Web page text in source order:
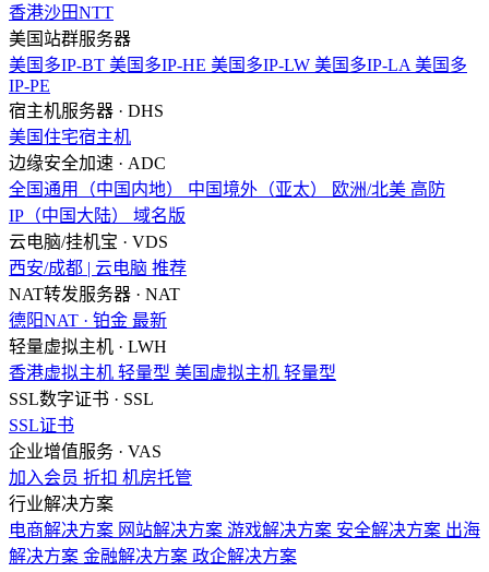
香港沙田NTT
美国站群服务器
美国多IP-BT 美国多IP-HE 美国多IP-LW 美国多IP-LA 美国多
IP-PE
宿主机服务器 · DHS
美国住宅宿主机
边缘安全加速 · ADC
全国通用（中国内地）
中国境外（亚太） 欧洲/北美 高防
IP（中国大陆）
域名版
云电脑/挂机宝 · VDS
西安/成都 | 云电脑 推荐
NAT转发服务器 · NAT
德阳NAT · 铂金 最新
轻量虚拟主机 · LWH
香港虚拟主机 轻量型 美国虚拟主机 轻量型
SSL数字证书 · SSL
SSL证书
企业增值服务 · VAS
加入会员 折扣 机房托管
行业解决方案
电商解决方案 网站解决方案 游戏解决方案 安全解决方案 出海
解决方案 金融解决方案 政企解决方案